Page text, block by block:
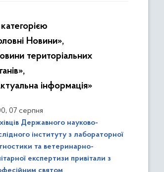
Новини»,
територіальних
інформація»
, 07 серпня
Державного науково-
інституту з лабораторної
та ветеринарно-
експертизи привітали з